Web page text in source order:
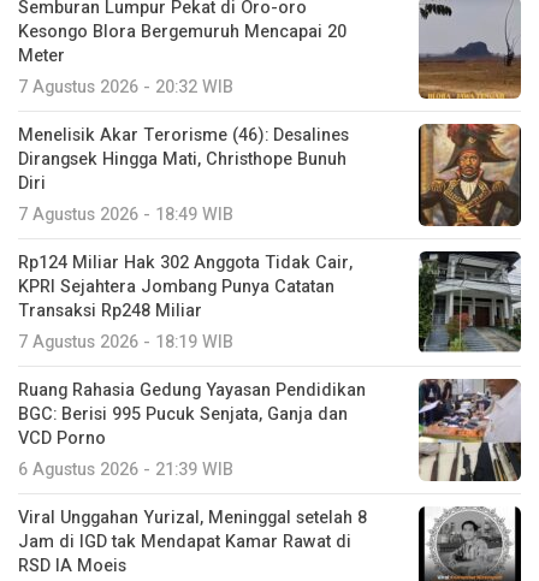
Semburan Lumpur Pekat di Oro-oro
Kesongo Blora Bergemuruh Mencapai 20
Meter
7 Agustus 2026 - 20:32 WIB
Menelisik Akar Terorisme (46): Desalines
Dirangsek Hingga Mati, Christhope Bunuh
Diri
7 Agustus 2026 - 18:49 WIB
Rp124 Miliar Hak 302 Anggota Tidak Cair,
KPRI Sejahtera Jombang Punya Catatan
Transaksi Rp248 Miliar
7 Agustus 2026 - 18:19 WIB
Ruang Rahasia Gedung Yayasan Pendidikan
BGC: Berisi 995 Pucuk Senjata, Ganja dan
VCD Porno
6 Agustus 2026 - 21:39 WIB
Viral Unggahan Yurizal, Meninggal setelah 8
Jam di IGD tak Mendapat Kamar Rawat di
RSD IA Moeis